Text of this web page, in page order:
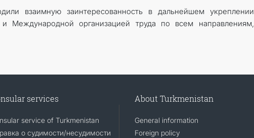
взаимную заинтересованность в дальнейшем укреплении
Международной организацией труда по всем направлениям,
services
service of Turkmenistan
о судимости/несудимости
About Turkmenistan
General information
Foreign policy